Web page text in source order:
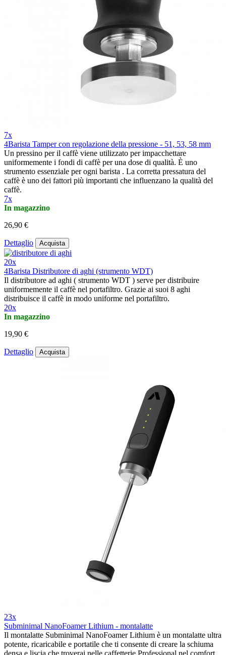
7x
4Barista Tamper con regolazione della pressione - 51, 53, 58 mm
Un pressino per il caffè viene utilizzato per impacchettare
uniformemente i fondi di caffè per una dose di qualità. È uno
strumento essenziale per ogni barista . La corretta pressatura del
caffè è uno dei fattori più importanti che influenzano la qualità del
caffè.
7x
In magazzino
26,90 €
Dettaglio Acquista
20x
4Barista Distributore di aghi (strumento WDT)
Il distributore ad aghi ( strumento WDT ) serve per distribuire
uniformemente il caffè nel portafiltro. Grazie ai suoi 8 aghi
distribuisce il caffè in modo uniforme nel portafiltro.
20x
In magazzino
19,90 €
Dettaglio Acquista
23x
Subminimal NanoFoamer Lithium - montalatte
Il montalatte Subminimal NanoFoamer Lithium è un montalatte ultra
potente, ricaricabile e portatile che ti consente di creare la schiuma